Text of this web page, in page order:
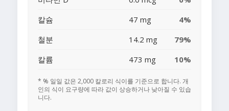
칼슘
47 mg
4%
철분
14.2 mg
79%
칼륨
473 mg 10%
* % 일일 값은 2,000 칼로리 식이를 기준으로 합니다. 개
인의 식이 요구량에 따라 값이 상승하거나 낮아질 수 있습
니다.